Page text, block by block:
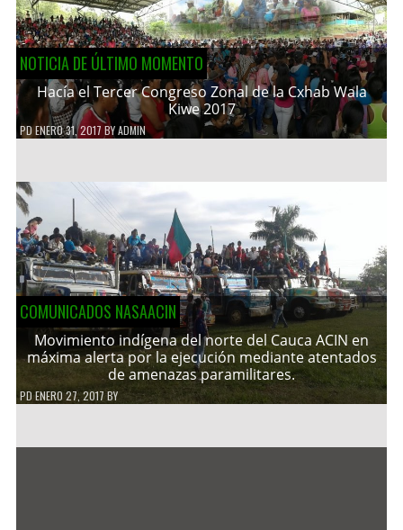
NOTICIA DE ÚLTIMO MOMENTO
Hacía el Tercer Congreso Zonal de la Cxhab Wala
Kiwe 2017
PDENERO 31, 2017 BYADMIN
COMUNICADOS NASAACIN
Movimiento indígena del norte del Cauca ACIN en
máxima alerta por la ejecución mediante atentados
de amenazas paramilitares.
PDENERO 27, 2017 BY